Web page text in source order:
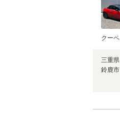
クーペ
三重県
鈴鹿市